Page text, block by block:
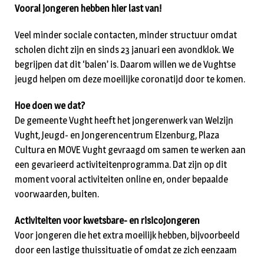
Vooral jongeren hebben hier last van!
Veel minder sociale contacten, minder structuur omdat
scholen dicht zijn en sinds 23 januari een avondklok. We
begrijpen dat dit ‘balen’ is. Daarom willen we de Vughtse
jeugd helpen om deze moeilijke coronatijd door te komen.
Hoe doen we dat?
De gemeente Vught heeft het jongerenwerk van Welzijn
Vught, Jeugd- en Jongerencentrum Elzenburg, Plaza
Cultura en MOVE Vught gevraagd om samen te werken aan
een gevarieerd activiteitenprogramma. Dat zijn op dit
moment vooral activiteiten online en, onder bepaalde
voorwaarden, buiten.
Activiteiten voor kwetsbare- en risicojongeren
Voor jongeren die het extra moeilijk hebben, bijvoorbeeld
door een lastige thuissituatie of omdat ze zich eenzaam